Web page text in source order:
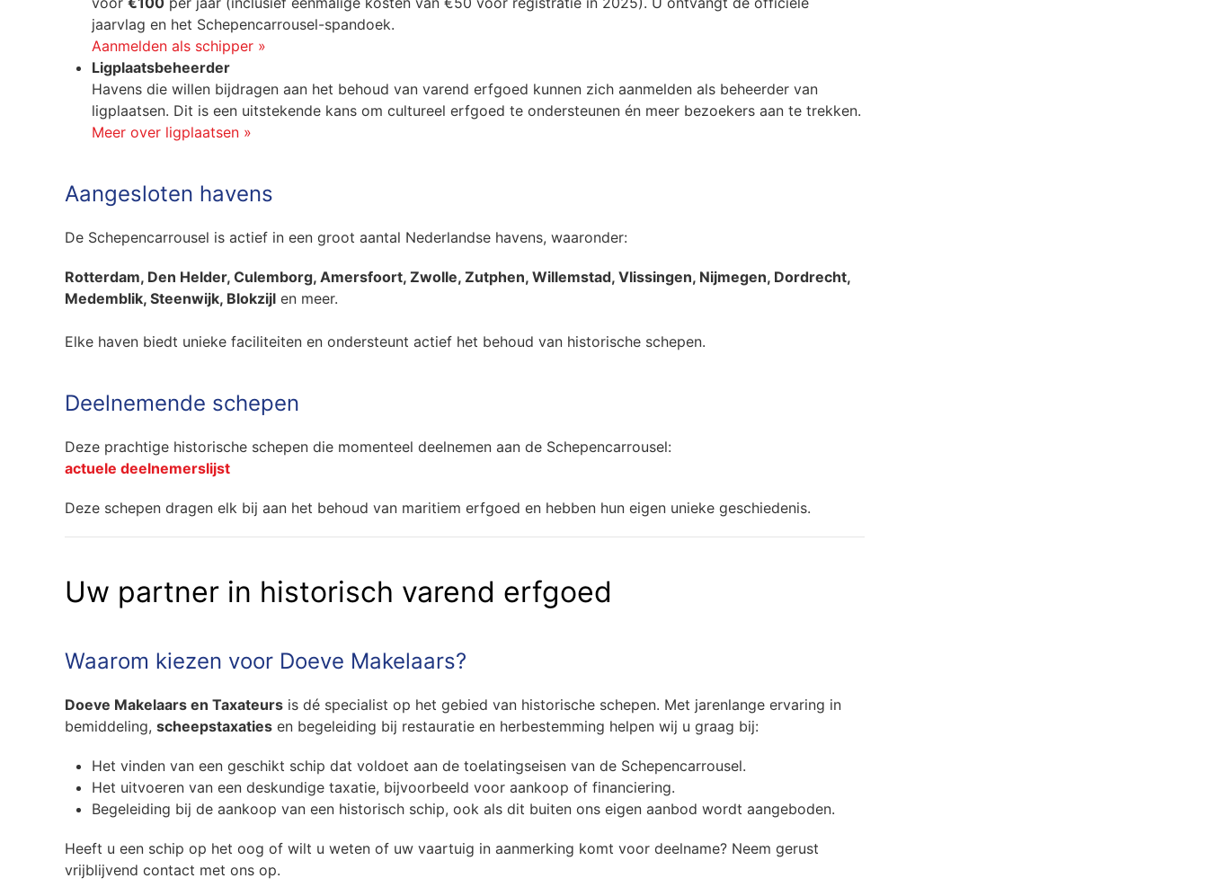
jaarvlag en het Schepencarrousel-spandoek.
Aanmelden als schipper »
Ligplaatsbeheerder
Havens die willen bijdragen aan het behoud van varend erfgoed kunnen zich aanmelden als beheerder van
ligplaatsen. Dit is een uitstekende kans om cultureel erfgoed te ondersteunen én meer bezoekers aan te trekken.
Meer over ligplaatsen »
Aangesloten havens
De Schepencarrousel is actief in een groot aantal Nederlandse havens, waaronder:
Rotterdam, Den Helder, Culemborg, Amersfoort, Zwolle, Zutphen, Willemstad, Vlissingen, Nijmegen, Dordrecht,
Medemblik, Steenwijk, Blokzijl en meer.
Elke haven biedt unieke faciliteiten en ondersteunt actief het behoud van historische schepen.
Deelnemende schepen
Deze prachtige historische schepen die momenteel deelnemen aan de Schepencarrousel:
actuele deelnemerslijst
Deze schepen dragen elk bij aan het behoud van maritiem erfgoed en hebben hun eigen unieke geschiedenis.
Uw partner in historisch varend erfgoed
Waarom kiezen voor Doeve Makelaars?
Doeve Makelaars en Taxateurs is dé specialist op het gebied van historische schepen. Met jarenlange ervaring in
bemiddeling, scheepstaxaties en begeleiding bij restauratie en herbestemming helpen wij u graag bij:
Het vinden van een geschikt schip dat voldoet aan de toelatingseisen van de Schepencarrousel.
Het uitvoeren van een deskundige taxatie, bijvoorbeeld voor aankoop of financiering.
Begeleiding bij de aankoop van een historisch schip, ook als dit buiten ons eigen aanbod wordt aangeboden.
Heeft u een schip op het oog of wilt u weten of uw vaartuig in aanmerking komt voor deelname? Neem gerust
vrijblijvend contact met ons op.